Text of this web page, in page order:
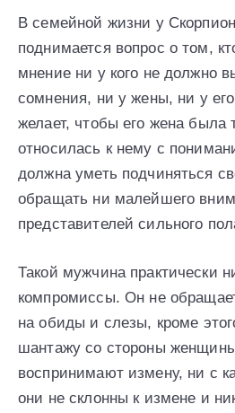
В семейной жизни у
поднимается вопрос о том,
мнение ни у кого не должно
сомнения, ни у жены, ни у
желает, чтобы его жена была
относилась к нему с
должна уметь подчиняться
обращать ни малейшего
представителей сильного
Такой мужчина практически
компромиссы. Он не
на обиды и слезы, кроме
шантажу со стороны
воспринимают измену, ни с
они не склонны к измене и